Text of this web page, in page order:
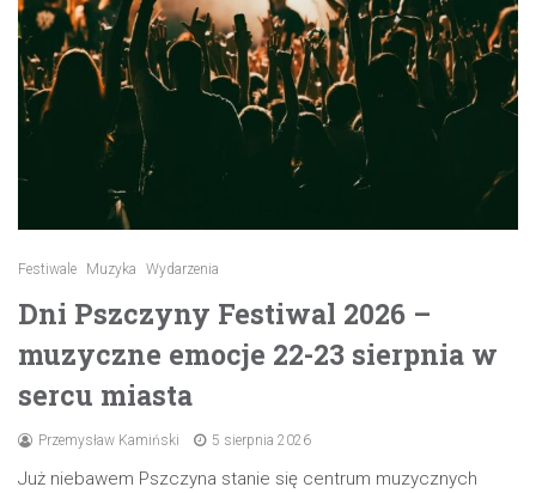
Festiwale Muzyka Wydarzenia
Dni Pszczyny Festiwal 2026 –
muzyczne emocje 22-23 sierpnia w
sercu miasta
Przemysław Kamiński 5 sierpnia 2026
Już niebawem Pszczyna stanie się centrum muzycznych